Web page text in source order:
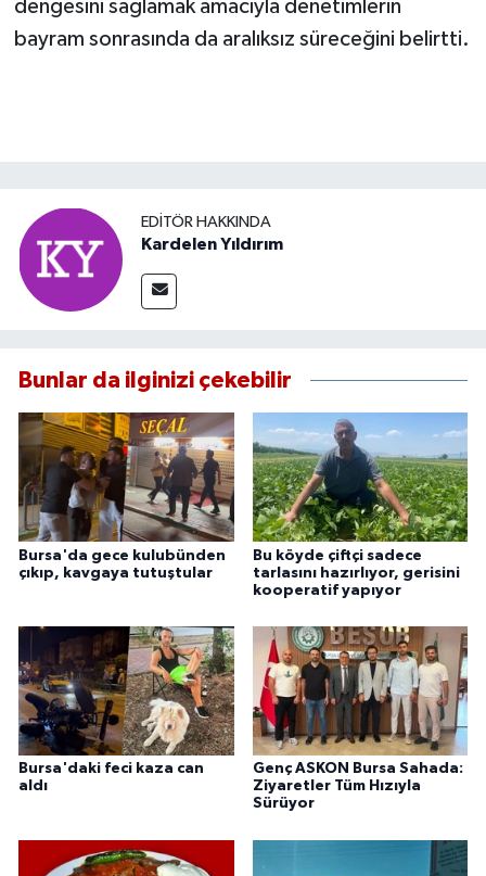
dengesini sağlamak amacıyla denetimlerin
bayram sonrasında da aralıksız süreceğini belirtti.
EDITÖR HAKKINDA
Kardelen Yıldırım
Bunlar da ilginizi çekebilir
Bursa'da gece kulubünden
çıkıp, kavgaya tutuştular
Bu köyde çiftçi sadece
tarlasını hazırlıyor, gerisini
kooperatif yapıyor
Bursa'daki feci kaza can
aldı
Genç ASKON Bursa Sahada:
Ziyaretler Tüm Hızıyla
Sürüyor